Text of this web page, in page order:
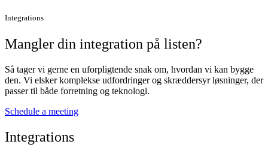
Integrations
Mangler din integration på listen?
Så tager vi gerne en uforpligtende snak om, hvordan vi kan bygge
den. Vi elsker komplekse udfordringer og skræddersyr løsninger, der
passer til både forretning og teknologi.
Schedule a meeting
Integrations